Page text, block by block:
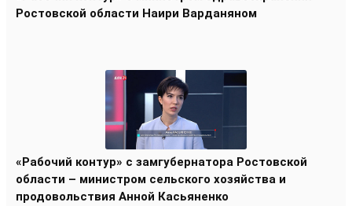
Ростовской области Наири Варданяном
«Рабочий контур» с замгубернатора Ростовской
области – министром сельского хозяйства и
продовольствия Анной Касьяненко